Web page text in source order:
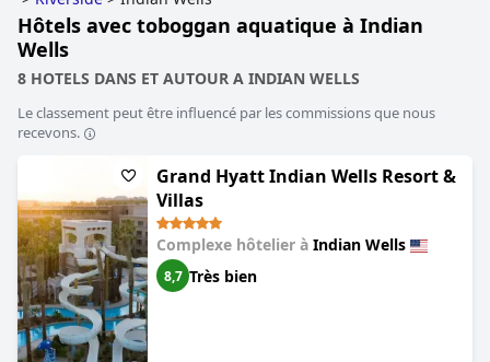
Hôtels avec toboggan aquatique à Indian
Wells
8 HOTELS DANS ET AUTOUR A INDIAN WELLS
Le classement peut être influencé par les commissions que nous
recevons.
Grand Hyatt Indian Wells Resort &
Villas
Complexe hôtelier à Indian Wells
8,7 Très bien